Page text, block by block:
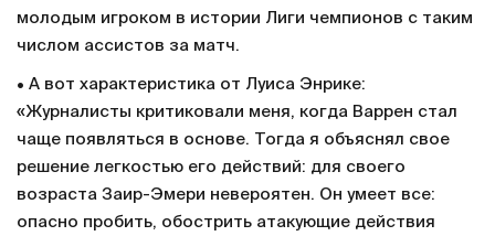
молодым игроком в истории Лиги чемпионов с таким
числом ассистов за матч.
• А вот характеристика от Луиса Энрике:
«Журналисты критиковали меня, когда Варрен стал
чаще появляться в основе. Тогда я объяснял свое
решение легкостью его действий: для своего
возраста Заир-Эмери невероятен. Он умеет все:
опасно пробить, обострить атакующие действия